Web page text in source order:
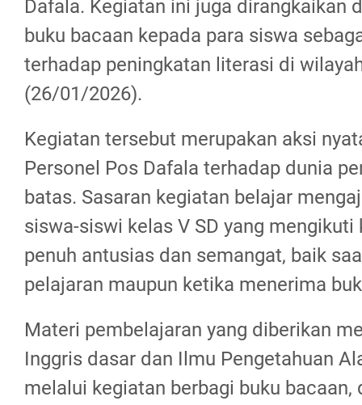
Dafala. Kegiatan ini juga dirangkaikan
buku bacaan kepada para siswa
terhadap peningkatan literasi di
(26/01/2026).
Kegiatan tersebut merupakan aksi
Personel Pos Dafala terhadap dunia
batas. Sasaran kegiatan belajar
siswa-siswi kelas V SD yang mengikuti
penuh antusias dan semangat, baik
pelajaran maupun ketika menerima
Materi pembelajaran yang diberikan
Inggris dasar dan Ilmu Pengetahuan
melalui kegiatan berbagi buku bacaan,